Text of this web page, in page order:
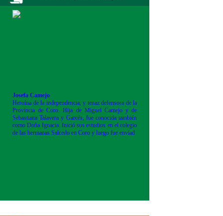
Josefa Camejo
Heroína de la independencia, y tenaz defensora de la
Provincia de Coro. Hija de Miguel Camejo y de
Sebastiana Talavera y Garcés, fue conocida también
como Doña Ignacia. Inició sus estudios en el colegio
de las hermanas Salcedo en Coro y luego fue enviad